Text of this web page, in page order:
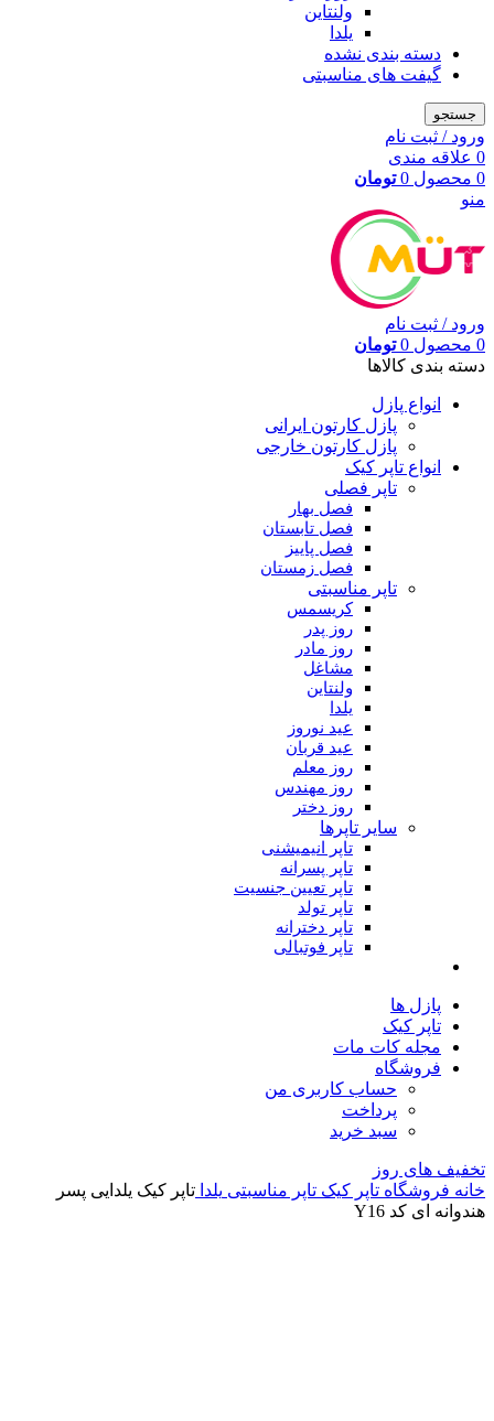
ولنتاین
یلدا
دسته بندی نشده
گیفت های مناسبتی
جستجو
ورود / ثبت نام
0 علاقه مندی
0 محصول 0 تومان
منو
ورود / ثبت نام
0 محصول 0 تومان
دسته بندی کالاها
انواع پازل
پازل کارتون ایرانی
پازل کارتون خارجی
انواع تاپر کیک
تاپر فصلی
فصل بهار
فصل تابستان
فصل پاییز
فصل زمستان
تاپر مناسبتی
کریسمس
روز پدر
روز مادر
مشاغل
ولنتاین
یلدا
عید نوروز
عید قربان
روز معلم
روز مهندس
روز دختر
سایر تاپرها
تاپر انیمیشنی
تاپر پسرانه
تاپر تعیین جنسیت
تاپر تولد
تاپر دخترانه
تاپر فوتبالی
پازل ها
تاپر کیک
مجله کات مات
فروشگاه
حساب کاربری من
پرداخت
سبد خرید
تخفیف های روز
خانه فروشگاه تاپر کیک تاپر مناسبتی یلدا تاپر کیک یلدایی پسر
هندوانه ای کد Y16